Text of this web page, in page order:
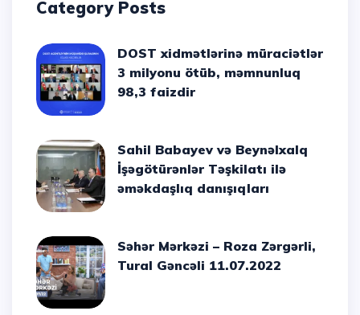
Category Posts
DOST xidmətlərinə müraciətlər
3 milyonu ötüb, məmnunluq
98,3 faizdir
Sahil Babayev və Beynəlxalq
İşəgötürənlər Təşkilatı ilə
əməkdaşlıq danışıqları
Səhər Mərkəzi – Roza Zərgərli,
Tural Gəncəli 11.07.2022